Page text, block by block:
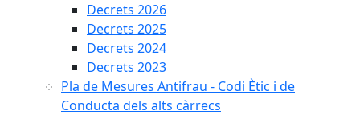
Decrets 2026
Decrets 2025
Decrets 2024
Decrets 2023
Pla de Mesures Antifrau - Codi Ètic i de
Conducta dels alts càrrecs